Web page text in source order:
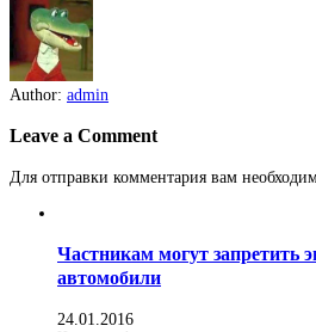
Author: admin
Leave a Comment
Для отправки комментария вам
Частникам могут запретить
автомобили
24.01.2016